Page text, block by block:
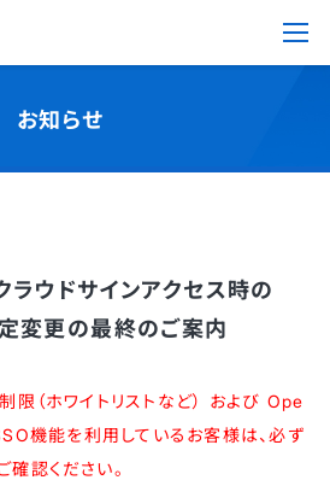
お知らせ
ラウドサインアクセス時の
変更の最終のご案内
限（ホワイトリストなど） および Ope
機能を利用しているお客様は、必ず
確認ください。